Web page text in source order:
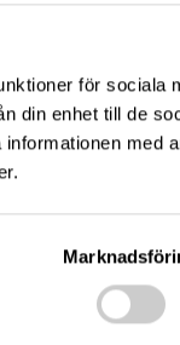
för sociala
din enhet till de
med